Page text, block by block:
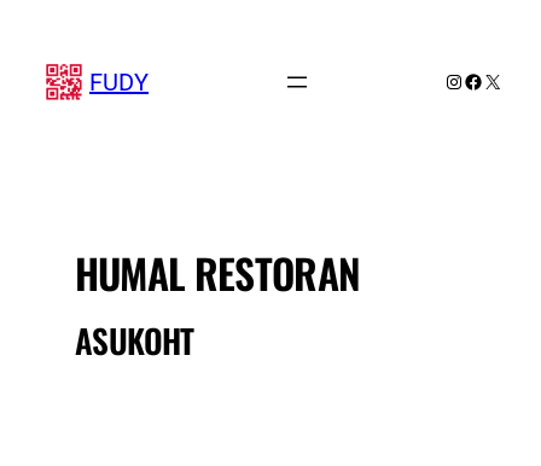
juurde
FUDY Instagram
X
HUMAL RESTORAN
ASUKOHT